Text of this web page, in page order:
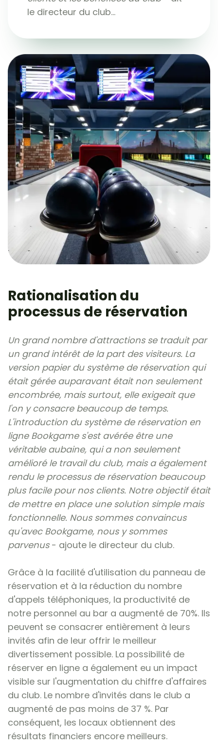
le directeur du club...
Rationalisation du
processus de réservation
Un grand nombre d'attractions se traduit par
un grand intérêt de la part des visiteurs. La
version papier du système de réservation qui
était gérée auparavant était non seulement
encombrée, mais surtout, elle exigeait que
l'on y consacre beaucoup de temps.
L'introduction du système de réservation en
ligne Bookgame s'est avérée être une
véritable aubaine, qui a non seulement
amélioré le travail du club, mais a également
rendu le processus de réservation beaucoup
plus facile pour nos clients. Notre objectif était
de mettre en place une solution simple mais
fonctionnelle. Nous sommes convaincus
qu'avec Bookgame, nous y sommes
parvenus - ajoute le directeur du club.
Grâce à la facilité d'utilisation du panneau de
réservation et à la réduction du nombre
d'appels téléphoniques, la productivité de
notre personnel au bar a augmenté de 70%. Ils
peuvent se consacrer entièrement à leurs
invités afin de leur offrir le meilleur
divertissement possible. La possibilité de
réserver en ligne a également eu un impact
visible sur l'augmentation du chiffre d'affaires
du club. Le nombre d'invités dans le club a
augmenté de pas moins de 37 %. Par
conséquent, les locaux obtiennent des
résultats financiers encore meilleurs.